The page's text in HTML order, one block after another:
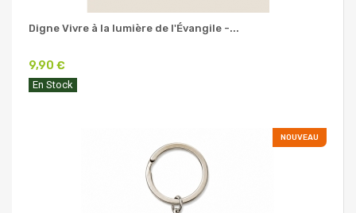
Digne Vivre à la lumière de l'Évangile -...
9,90 €
En Stock
NOUVEAU